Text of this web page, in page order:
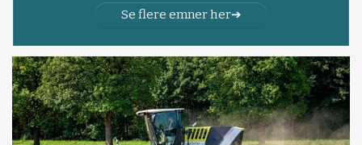
Se flere emner her